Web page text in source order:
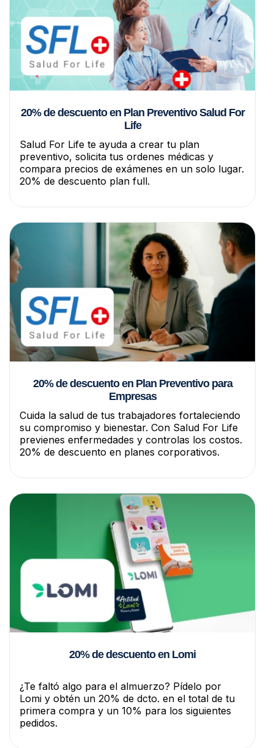
20% de descuento en Plan Preventivo Salud For
Life
Salud For Life te ayuda a crear tu plan
preventivo, solicita tus ordenes médicas y
compara precios de exámenes en un solo lugar.
20% de descuento plan full.
20% de descuento en Plan Preventivo para
Empresas
Cuida la salud de tus trabajadores fortaleciendo
su compromiso y bienestar. Con Salud For Life
previenes enfermedades y controlas los costos.
20% de descuento en planes corporativos.
20% de descuento en Lomi
¿Te faltó algo para el almuerzo? Pídelo por
Lomi y obtén un 20% de dcto. en el total de tu
primera compra y un 10% para los siguientes
pedidos.